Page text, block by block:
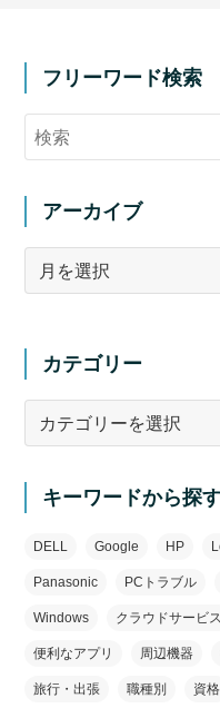
フリーワード検索
アーカイブ
カテゴリー
キーワードから探
DELL Google HP
Panasonic PCトラブル
Windows クラウドサービス
便利なアプリ 周辺機器
旅行・出張 職種別 資格